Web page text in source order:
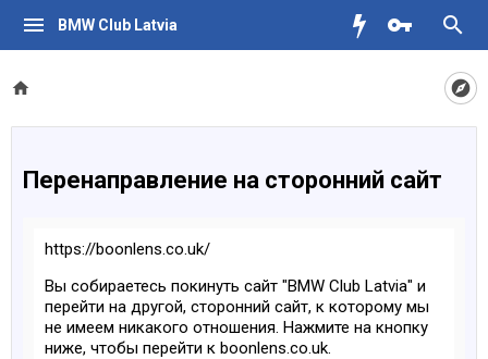
BMW Club Latvia
Перенаправление на сторонний сайт
https://boonlens.co.uk/
Вы собираетесь покинуть сайт "BMW Club Latvia" и
перейти на другой, сторонний сайт, к которому мы
не имеем никакого отношения. Нажмите на кнопку
ниже, чтобы перейти к boonlens.co.uk.